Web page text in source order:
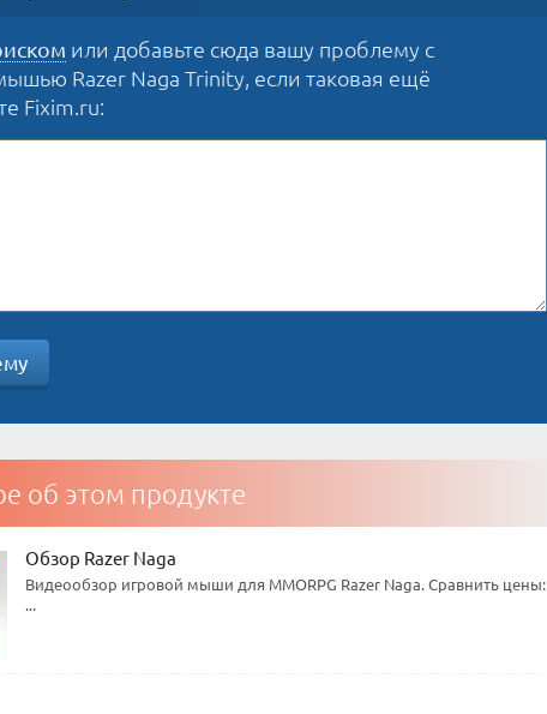
или добавьте сюда вашу проблему с
Razer Naga Trinity, если таковая ещё
Fixim.ru:
об этом продукте
Обзор Razer Naga
Видеообзор игровой мыши для MMORPG Razer Naga. Сравнить цены:
...